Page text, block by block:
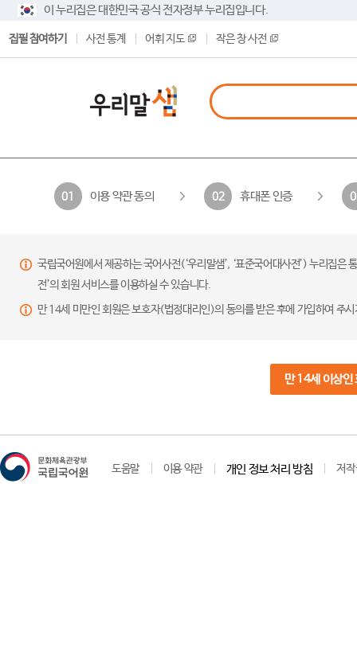
이 누리집은 대한민국 공식 전자정부 누리집입니다.
집필 참여하기 사전 통계 어휘 지도 작은 창 사전
01 이용 약관 동의 02 휴대폰 인증
국립국어원에서 제공하는 국어사전(‘우리말샘’, ‘표준국어대사전’) 누리집
전’의 회원 서비스를 이용하실 수 있습니다.
만 14세 미만인 회원은 보호자(법정대리인)의 동의를 받은 후에 가입하여 주
만 14세 이상인
도움말 이용 약관 개인 정보 처리 방침 저